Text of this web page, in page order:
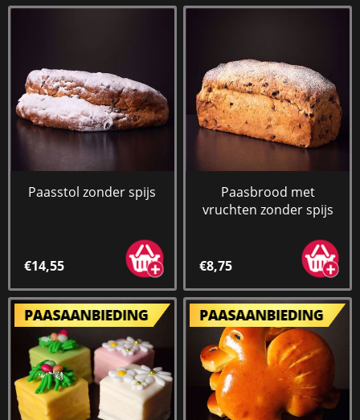
Paasstol zonder spijs
€14,55
Paasbrood met
vruchten zonder spijs
€8,75